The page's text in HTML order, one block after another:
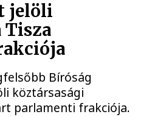
jelöli
Tisza
Bíróság
köztársasági
parlamenti frakciója.